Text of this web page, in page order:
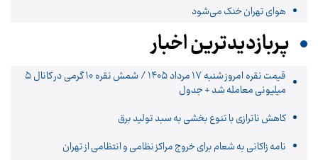
هوای تهران خنک می‌شود
پربازدیدترین اخبار
قیمت نقره امروز شنبه ۱۷ مرداد ۱۴۰۵ / شمش نقره ۱۰ گرمی در کانال ۵
میلیونی معامله شد + جدول
کاهش ناترازی با تنوع بخشی به سبد تولید برق
نامه زاکانی به شعام برای خروج مراکز نظامی و انتظامی از تهران